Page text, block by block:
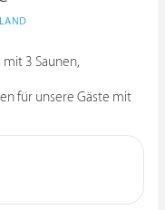
3 Saunen,
für unsere Gäste mit